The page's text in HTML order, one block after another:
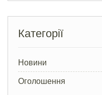
Категорії
Новини
Оголошення